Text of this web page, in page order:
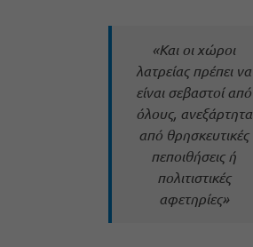
«Και οι χώροι
λατρείας πρέπει να
είναι σεβαστοί από
όλους, ανεξάρτητα
από θρησκευτικές
πεποιθήσεις ή
πολιτιστικές
αφετηρίες»